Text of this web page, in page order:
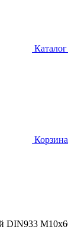
Каталог
Корзина
DIN933